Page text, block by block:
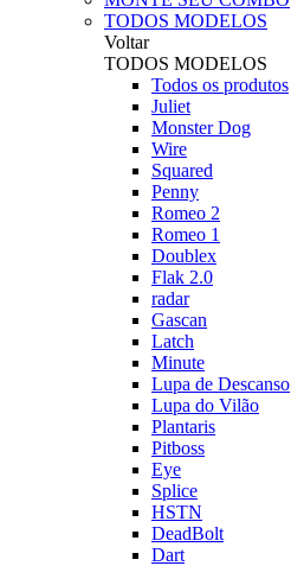
TODOS MODELOS
Voltar
TODOS MODELOS
Todos os produtos
Juliet
Monster Dog
Wire
Squared
Penny
Romeo 2
Romeo 1
Doublex
Flak 2.0
radar
Gascan
Latch
Minute
Lupa de Descanso
Lupa do Vilão
Plantaris
Pitboss
Eye
Splice
HSTN
DeadBolt
Dart